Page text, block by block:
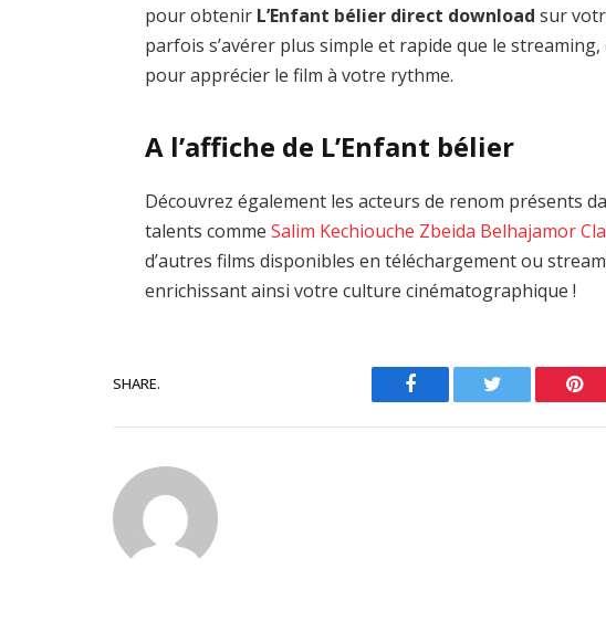
pour obtenir L’Enfant bélier direct download sur
parfois s’avérer plus simple et rapide que le
pour apprécier le film à votre rythme.
A l’affiche de L’Enfant bélier
Découvrez également les acteurs de renom présents
talents commeSalim Kechiouche Zbeida Belhajamor
d’autres films disponibles en téléchargement ou
enrichissant ainsi votre culture cinématographique !
SHARE.
Facebook Twitter